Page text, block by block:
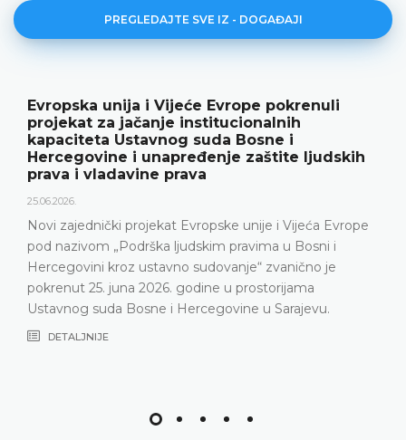
PREGLEDAJTE SVE IZ - DOGAĐAJI
Evropska unija i Vijeće Evrope pokrenuli
projekat za jačanje institucionalnih
kapaciteta Ustavnog suda Bosne i
Hercegovine i unapređenje zaštite ljudskih
prava i vladavine prava
25.06.2026.
Novi zajednički projekat Evropske unije i Vijeća Evrope
pod nazivom „Podrška ljudskim pravima u Bosni i
Hercegovini kroz ustavno sudovanje“ zvanično je
pokrenut 25. juna 2026. godine u prostorijama
Ustavnog suda Bosne i Hercegovine u Sarajevu.
DETALJNIJE